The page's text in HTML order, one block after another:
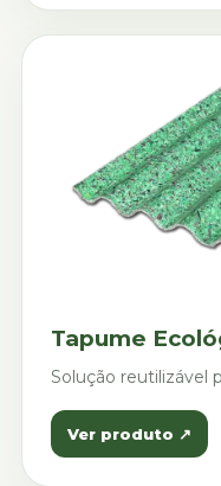
Tapume
Solução reutilizável
Ver produto ↗